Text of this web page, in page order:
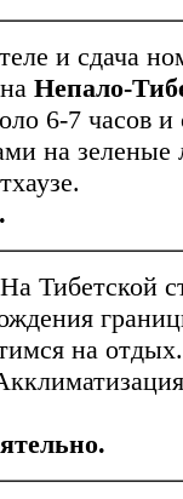
и сдача
Непало-
6-7 часов и
на зеленые
На Тибетской
на